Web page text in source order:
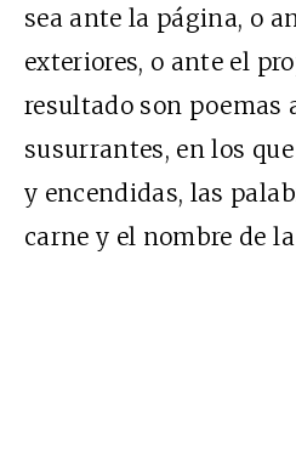
sea ante la página, o
exteriores, o ante el
resultado son poemas
susurrantes, en los
y encendidas, las
carne y el nombre de